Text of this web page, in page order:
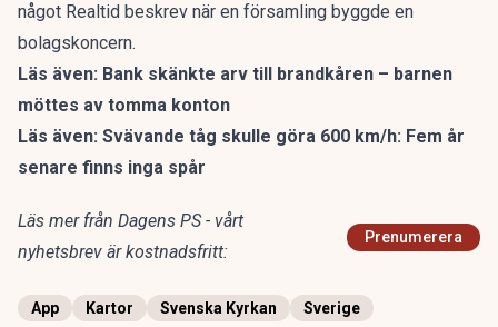
något Realtid beskrev när en församling byggde en
bolagskoncern.
Läs även: Bank skänkte arv till brandkåren – barnen
möttes av tomma konton
Läs även: Svävande tåg skulle göra 600 km/h: Fem år
senare finns inga spår
Läs mer från Dagens PS - vårt
nyhetsbrev är kostnadsfritt:
Prenumerera
App Kartor Svenska Kyrkan Sverige